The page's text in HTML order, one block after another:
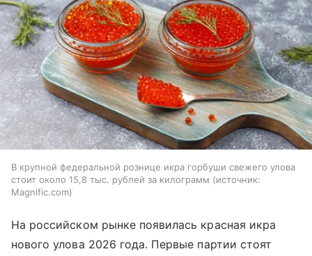
В крупной федеральной рознице икра горбуши свежего улова
стоит около 15,8 тыс. рублей за килограмм
источник:
Magnific.com
На российском рынке появилась красная икра
нового улова 2026 года. Первые партии стоят